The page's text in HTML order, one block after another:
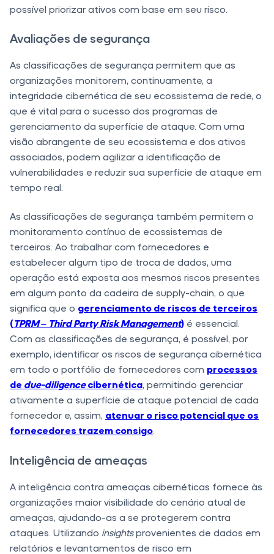
possível priorizar ativos com base em seu risco.
Avaliações de segurança
As classificações de segurança permitem que as
organizações monitorem, continuamente, a
integridade cibernética de seu ecossistema de rede, o
que é vital para o sucesso dos programas de
gerenciamento da superfície de ataque. Com uma
visão abrangente de seu ecossistema e dos ativos
associados, podem agilizar a identificação de
vulnerabilidades e reduzir sua superfície de ataque em
tempo real.
As classificações de segurança também permitem o
monitoramento contínuo de ecossistemas de
terceiros. Ao trabalhar com fornecedores e
estabelecer algum tipo de troca de dados, uma
operação está exposta aos mesmos riscos presentes
em algum ponto da cadeira de supply-chain, o que
significa que o gerenciamento de riscos de terceiros
(TPRM – Third Party Risk Management) é essencial.
Com as classificações de segurança, é possível, por
exemplo, identificar os riscos de segurança cibernética
em todo o portfólio de fornecedores com processos
de due-diligencecibernética, permitindo gerenciar
ativamente a superfície de ataque potencial de cada
fornecedor e, assim, atenuar o risco potencial que os
fornecedores trazem consigo.
Inteligência de ameaças
A inteligência contra ameaças cibernéticas fornece às
organizações maior visibilidade do cenário atual de
ameaças, ajudando-as a se protegerem contra
ataques. Utilizando insightsprovenientes de dados em
relatórios e levantamentos de risco em